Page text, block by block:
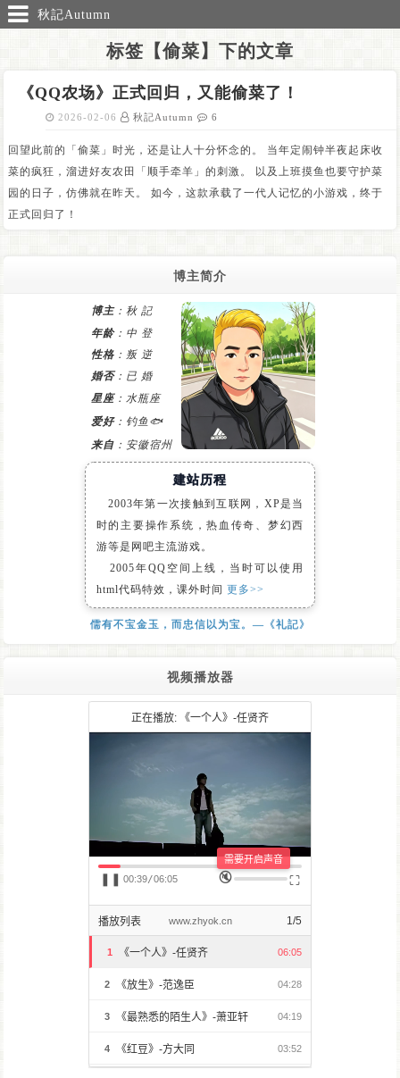
秋記Autumn
标签【偷菜】下的文章
《QQ农场》正式回归，又能偷菜了！
2026-02-06 秋記Autumn 6
回望此前的「偷菜」时光，还是让人十分怀念的。 当年定闹钟半夜起床收
菜的疯狂，溜进好友农田「顺手牵羊」的刺激。 以及上班摸鱼也要守护菜
园的日子，仿佛就在昨天。 如今，这款承载了一代人记忆的小游戏，终于
正式回归了！
博主简介
博主：秋 記
年龄：中 登
性格 ：叛 逆
婚否：已 婚
星座：水瓶座
爱好：钓鱼🐟
来自 ：安徽宿州
建站历程
2003年第一次接触到互联网，XP是当
时的主要操作系统，热血传奇、梦幻西
游等是网吧主流游戏。
2005年QQ空间上线，当时可以使用
html代码特效，课外时间 更多>>
儒有不宝金玉，而忠信以为宝。—《礼記》
视频播放器